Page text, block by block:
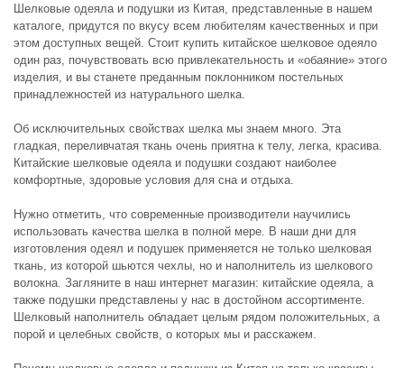
Шелковые одеяла и подушки из Китая, представленные в нашем
каталоге, придутся по вкусу всем любителям качественных и при
этом доступных вещей. Стоит купить китайское шелковое одеяло
один раз, почувствовать всю привлекательность и «обаяние» этого
изделия, и вы станете преданным поклонником постельных
принадлежностей из натурального шелка.
Об исключительных свойствах шелка мы знаем много. Эта
гладкая, переливчатая ткань очень приятна к телу, легка, красива.
Китайские шелковые одеяла и подушки создают наиболее
комфортные, здоровые условия для сна и отдыха.
Нужно отметить, что современные производители научились
использовать качества шелка в полной мере. В наши дни для
изготовления одеял и подушек применяется не только шелковая
ткань, из которой шьются чехлы, но и наполнитель из шелкового
волокна. Загляните в наш интернет магазин: китайские одеяла, а
также подушки представлены у нас в достойном ассортименте.
Шелковый наполнитель обладает целым рядом положительных, а
порой и целебных свойств, о которых мы и расскажем.